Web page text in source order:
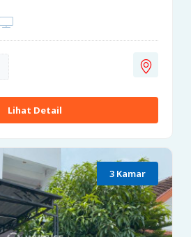
Lihat Detail
3 Kamar